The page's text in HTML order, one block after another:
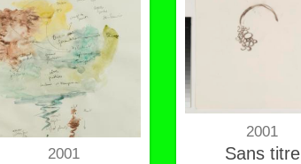
2001
2001
Sans titre